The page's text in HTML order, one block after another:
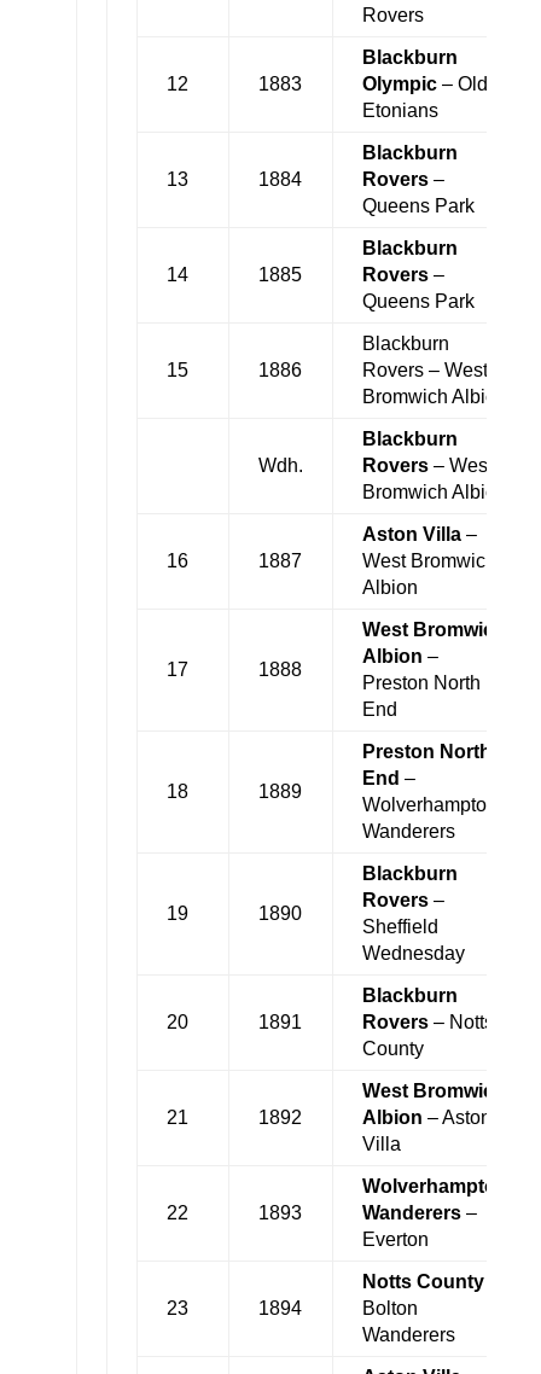
Rovers
12 1883
Blackburn
Olympic– Old
Etonians
13 1884
Blackburn
Rovers–
Queens Park
14 1885
Blackburn
Rovers–
Queens Park
15 1886
Blackburn
Rovers – West
Bromwich Albion
Wdh.
Blackburn
Rovers– West
Bromwich Albion
16 1887
Aston Villa–
West Bromwich
Albion
17 1888
West Bromwich
Albion –
Preston North
End
18 1889
Preston North
End –
Wolverhampton
Wanderers
19 1890
Blackburn
Rovers–
Sheffield
Wednesday
20 1891
Blackburn
Rovers– Notts
County
21 1892
West Bromwich
Albion – Aston
Villa
22 1893
Wolverhampton
Wanderers–
Everton
23 1894
Notts County–
Bolton
Wanderers